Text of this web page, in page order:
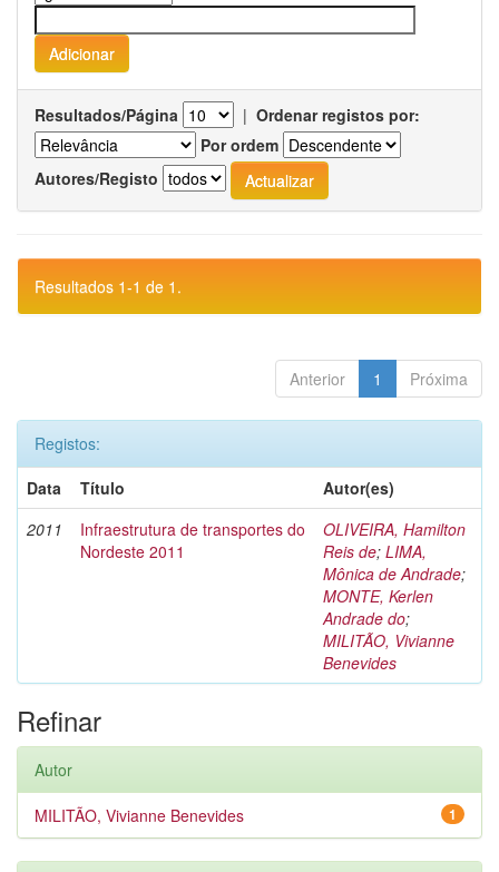
Resultados/Página | Ordenar registos por:
Por ordem
Autores/Registo
Resultados 1-1 de 1.
Anterior 1 Próxima
Registos:
Data
Título
Autor(es)
2011
Infraestrutura de transportes do
Nordeste 2011
OLIVEIRA, Hamilton
Reis de; LIMA,
Mônica de Andrade;
MONTE, Kerlen
Andrade do;
MILITÃO, Vivianne
Benevides
Refinar
Autor
1
MILITÃO, Vivianne Benevides